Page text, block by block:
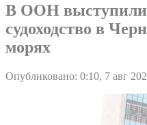
В ООН выступили
судоходство в
морях
Опубликовано: 0:10, 7 авг